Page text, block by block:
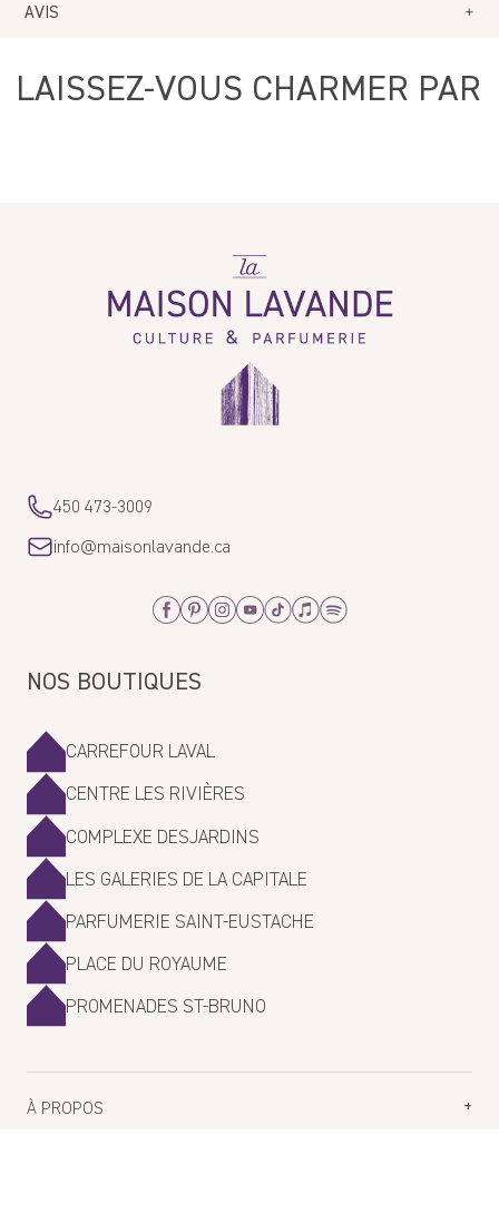
AVIS
Avis Clients
LAISSEZ-VOUS CHARMER PAR
450 473-3009
info@maisonlavande.ca
Facebook
PinterestInstagram
Youtube
TiktokApple_Music
Spotify
NOS BOUTIQUES
CARREFOUR LAVAL
CENTRE LES RIVIÈRES
COMPLEXE DESJARDINS
LES GALERIES DE LA CAPITALE
PARFUMERIE SAINT-EUSTACHE
PLACE DU ROYAUME
PROMENADES ST-BRUNO
À PROPOS